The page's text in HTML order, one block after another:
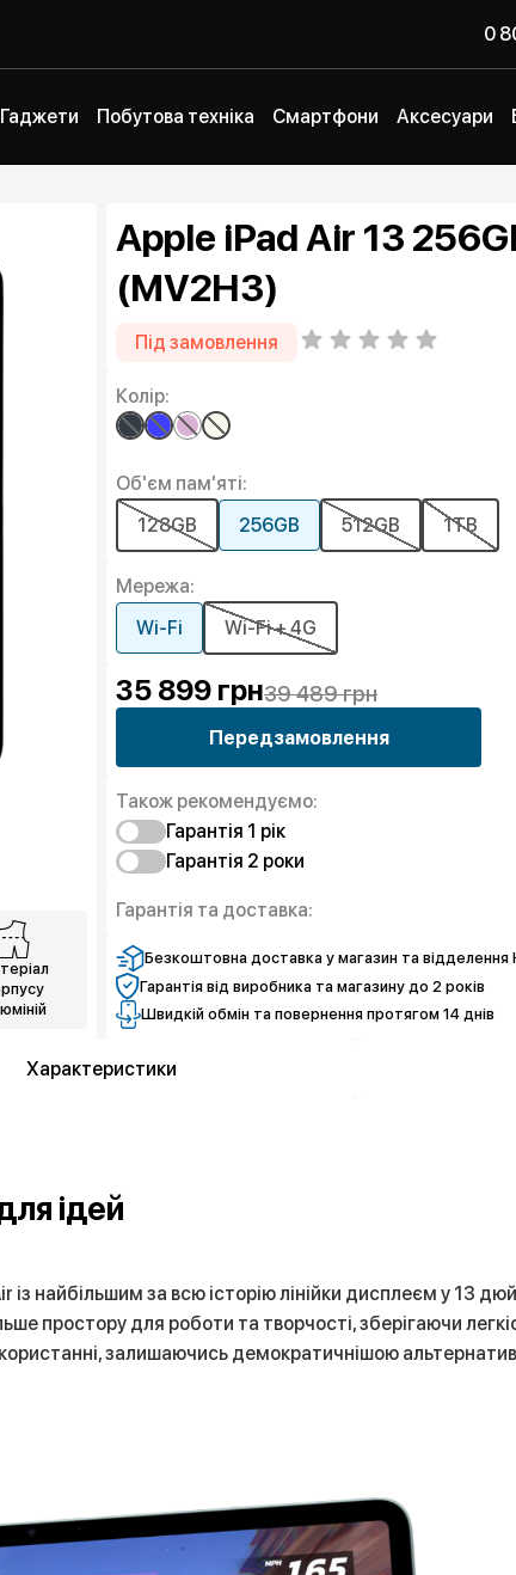
0
Гаджети Побутова техніка Смартфони Аксесуари
Apple iPad Air 13
(MV2H3)
Під замовлення
Колір:
Об'єм пам'яті:
128GB
256GB 512GB 1TB
Мережа:
Wi-Fi
Wi-Fi + 4G
35 899 грн39 489 грн
Передзамовлення
Також рекомендуємо:
Гарантія 1 рiк
Захист від браку
Гарантія 2 роки
Захист екрана
Гарантія та доставка:
Безкоштовна доставка у магазин та
Гарантія від виробника та магазину до 2 років
Швидкій обмін та повернення протягом 14 днів
Характеристики
ідей
найбільшим за всю історію лінійки дисплеєм у 13
простору для роботи та творчості, зберігаючи
залишаючись демократичнішою